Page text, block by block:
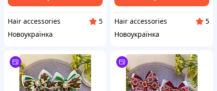
Hair accessories
5
Новоукраїнка
Hair accessories
5
Новоукраїнка